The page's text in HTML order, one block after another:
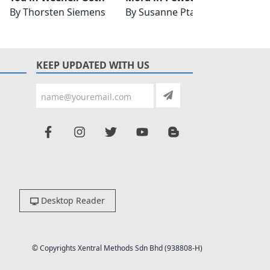
ByThorsten Siemens
BySusanne Ptak
KEEP UPDATED WITH US
Desktop Reader
© Copyrights Xentral Methods Sdn Bhd (938808-H)